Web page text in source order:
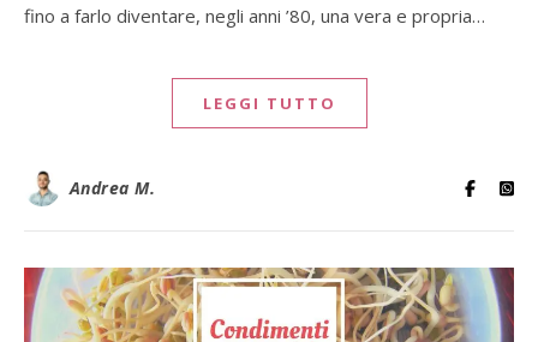
fino a farlo diventare, negli anni ’80, una vera e propria…
LEGGI TUTTO
Andrea M.